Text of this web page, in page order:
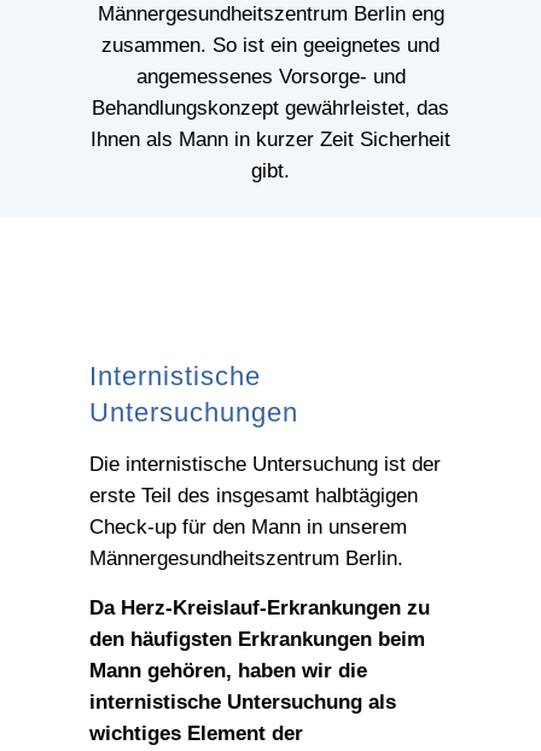
Männergesundheitszentrum Berlin eng
zusammen. So ist ein geeignetes und
angemessenes Vorsorge- und
Behandlungskonzept gewährleistet, das
Ihnen als Mann in kurzer Zeit Sicherheit
gibt.
Internistische
Untersuchungen
Die internistische Untersuchung ist der
erste Teil des insgesamt halbtägigen
Check-up für den Mann in unserem
Männergesundheitszentrum Berlin.
Da Herz-Kreislauf-Erkrankungen zu
den häufigsten Erkrankungen beim
Mann gehören, haben wir die
internistische Untersuchung als
wichtiges Element der